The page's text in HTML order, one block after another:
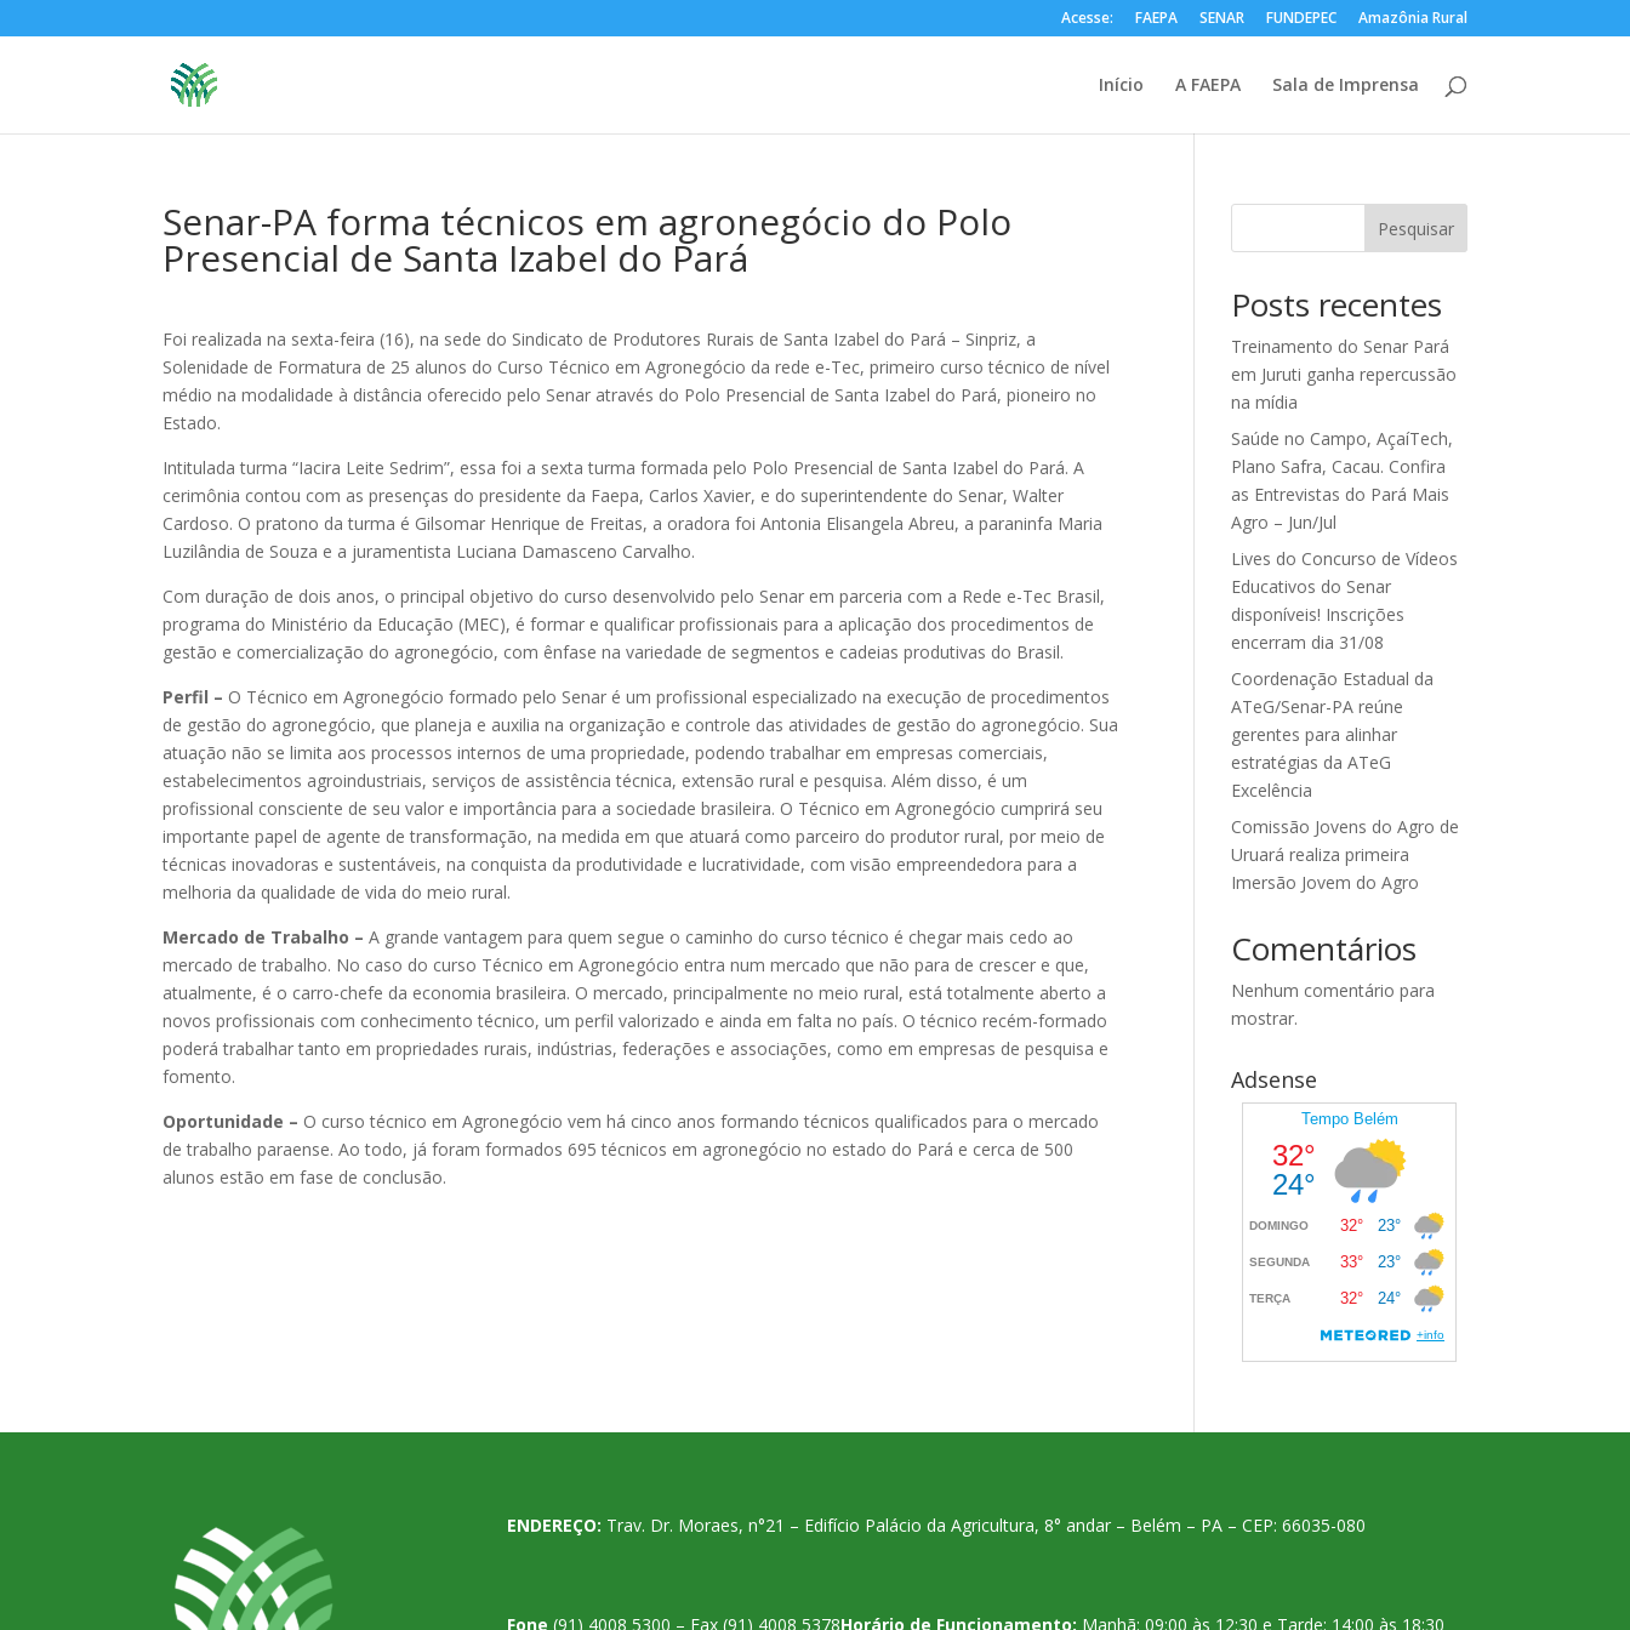
Acesse: FAEPA SENAR FUNDEPEC Amazônia Rural
Início A FAEPA Sala de Imprensa
Senar-PA forma técnicos em agronegócio do Polo
Presencial de Santa Izabel do Pará
Foi realizada na sexta-feira (16), na sede do Sindicato de Produtores Rurais de Santa Izabel do Pará – Sinpriz, a
Solenidade de Formatura de 25 alunos do Curso Técnico em Agronegócio da rede e-Tec, primeiro curso técnico de nível
médio na modalidade à distância oferecido pelo Senar através do Polo Presencial de Santa Izabel do Pará, pioneiro no
Estado.
Intitulada turma “Iacira Leite Sedrim”, essa foi a sexta turma formada pelo Polo Presencial de Santa Izabel do Pará. A
cerimônia contou com as presenças do presidente da Faepa, Carlos Xavier, e do superintendente do Senar, Walter
Cardoso. O pratono da turma é Gilsomar Henrique de Freitas, a oradora foi Antonia Elisangela Abreu, a paraninfa Maria
Luzilândia de Souza e a juramentista Luciana Damasceno Carvalho.
Com duração de dois anos, o principal objetivo do curso desenvolvido pelo Senar em parceria com a Rede e-Tec Brasil,
programa do Ministério da Educação (MEC), é formar e qualificar profissionais para a aplicação dos procedimentos de
gestão e comercialização do agronegócio, com ênfase na variedade de segmentos e cadeias produtivas do Brasil.
Perfil – O Técnico em Agronegócio formado pelo Senar é um profissional especializado na execução de procedimentos
de gestão do agronegócio, que planeja e auxilia na organização e controle das atividades de gestão do agronegócio. Sua
atuação não se limita aos processos internos de uma propriedade, podendo trabalhar em empresas comerciais,
estabelecimentos agroindustriais, serviços de assistência técnica, extensão rural e pesquisa. Além disso, é um
profissional consciente de seu valor e importância para a sociedade brasileira. O Técnico em Agronegócio cumprirá seu
importante papel de agente de transformação, na medida em que atuará como parceiro do produtor rural, por meio de
técnicas inovadoras e sustentáveis, na conquista da produtividade e lucratividade, com visão empreendedora para a
melhoria da qualidade de vida do meio rural.
Mercado de Trabalho – A grande vantagem para quem segue o caminho do curso técnico é chegar mais cedo ao
mercado de trabalho. No caso do curso Técnico em Agronegócio entra num mercado que não para de crescer e que,
atualmente, é o carro-chefe da economia brasileira. O mercado, principalmente no meio rural, está totalmente aberto a
novos profissionais com conhecimento técnico, um perfil valorizado e ainda em falta no país. O técnico recém-formado
poderá trabalhar tanto em propriedades rurais, indústrias, federações e associações, como em empresas de pesquisa e
fomento.
Oportunidade – O curso técnico em Agronegócio vem há cinco anos formando técnicos qualificados para o mercado
de trabalho paraense. Ao todo, já foram formados 695 técnicos em agronegócio no estado do Pará e cerca de 500
alunos estão em fase de conclusão.
Pesquisar
Posts recentes
Treinamento do Senar Pará
em Juruti ganha repercussão
na mídia
Saúde no Campo, AçaíTech,
Plano Safra, Cacau. Confira
as Entrevistas do Pará Mais
Agro – Jun/Jul
Lives do Concurso de Vídeos
Educativos do Senar
disponíveis! Inscrições
encerram dia 31/08
Coordenação Estadual da
ATeG/Senar-PA reúne
gerentes para alinhar
estratégias da ATeG
Excelência
Comissão Jovens do Agro de
Uruará realiza primeira
Imersão Jovem do Agro
Comentários
Nenhum comentário para
mostrar.
Adsense
ENDEREÇO: Trav. Dr. Moraes, n°21 – Edifício Palácio da Agricultura, 8° andar – Belém – PA – CEP: 66035-080
Fone (91) 4008 5300 – Fax (91) 4008 5378Horário de Funcionamento: Manhã: 09:00 às 12:30 e Tarde: 14:00 às 18:30